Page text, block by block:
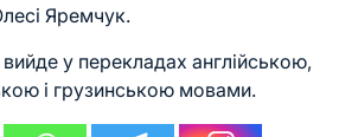
Яремчук.
у перекладах англійською,
і грузинською мовами.